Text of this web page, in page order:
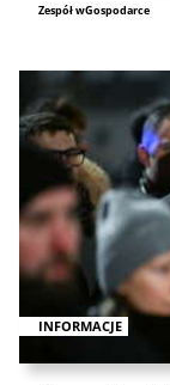
Zespół wGospodarce
INFORMACJE